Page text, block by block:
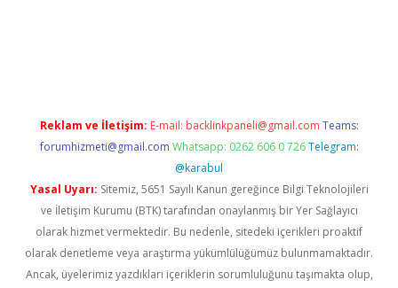
Reklam ve İletişim: E-mail: backlinkpaneli@gmail.com Teams:
forumhizmeti@gmail.com Whatsapp: 0262 606 0 726 Telegram:
@karabul
Yasal Uyarı: Sitemiz, 5651 Sayılı Kanun gereğince Bilgi Teknolojileri
ve İletişim Kurumu (BTK) tarafından onaylanmış bir Yer Sağlayıcı
olarak hizmet vermektedir. Bu nedenle, sitedeki içerikleri proaktif
olarak denetleme veya araştırma yükümlülüğümüz bulunmamaktadır.
Ancak, üyelerimiz yazdıkları içeriklerin sorumluluğunu taşımakta olup,